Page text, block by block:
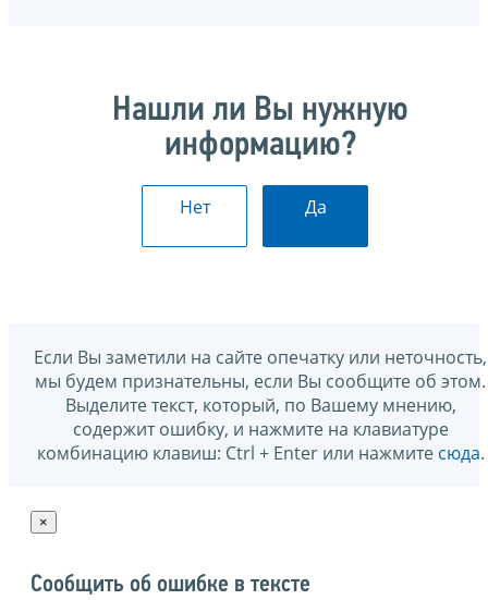
Нашли ли Вы нужную
информацию?
Нет Да
Если Вы заметили на сайте опечатку или неточность,
мы будем признательны, если Вы сообщите об этом.
Выделите текст, который, по Вашему мнению,
содержит ошибку, и нажмите на клавиатуре
комбинацию клавиш: Ctrl + Enter или нажмите сюда.
×
Сообщить об ошибке в тексте